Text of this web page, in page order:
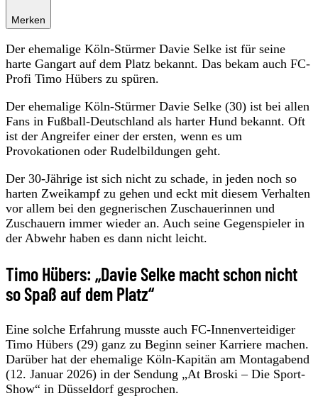
Merken
Der ehemalige Köln-Stürmer Davie Selke ist für seine
harte Gangart auf dem Platz bekannt. Das bekam auch FC-
Profi Timo Hübers zu spüren.
Der ehemalige Köln-Stürmer Davie Selke (30) ist bei allen
Fans in Fußball-Deutschland als harter Hund bekannt. Oft
ist der Angreifer einer der ersten, wenn es um
Provokationen oder Rudelbildungen geht.
Der 30-Jährige ist sich nicht zu schade, in jeden noch so
harten Zweikampf zu gehen und eckt mit diesem Verhalten
vor allem bei den gegnerischen Zuschauerinnen und
Zuschauern immer wieder an. Auch seine Gegenspieler in
der Abwehr haben es dann nicht leicht.
Timo Hübers: „Davie Selke macht schon nicht
so Spaß auf dem Platz“
Eine solche Erfahrung musste auch FC-Innenverteidiger
Timo Hübers (29) ganz zu Beginn seiner Karriere machen.
Darüber hat der ehemalige Köln-Kapitän am Montagabend
(12. Januar 2026) in der Sendung „At Broski – Die Sport-
Show“ in Düsseldorf gesprochen.